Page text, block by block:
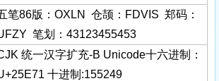
笔86版：OXLN 仓颉：FDVIS 郑码：
笔划：43123455453
统一汉字扩充-B Unicode十六进制：
十进制:155249